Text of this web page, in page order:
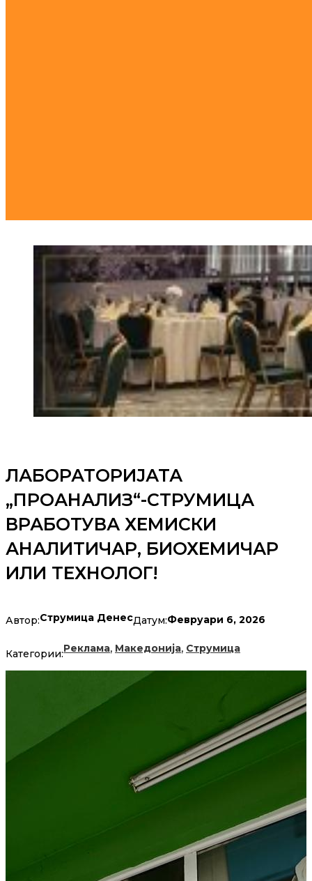
ЛАБОРАТОРИЈАТА
„ПРОАНАЛИЗ“-СТРУМИЦА
ВРАБОТУВА ХЕМИСКИ
АНАЛИТИЧАР, БИОХЕМИЧАР
ИЛИ ТЕХНОЛОГ!
Автор:Струмица ДенесДатум:Февруари 6, 2026
Категории:Реклама, Македонија, Струмица